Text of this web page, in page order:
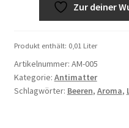
Zur deiner
Produkt enthält: 0,01 Liter
Artikelnummer: AM-005
Kategorie: Antimatter
Schlagwörter: Beeren, Aroma,